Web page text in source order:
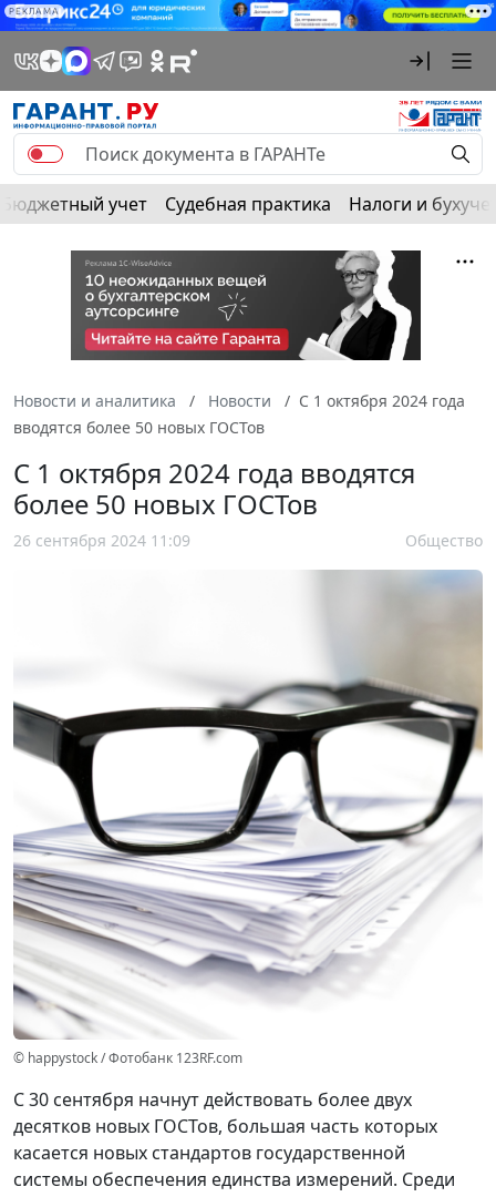
РЕКЛАМА
Бюджетный учет Судебная практика Налоги и
Новости и аналитика Новости
С 1 октября 2024 года
вводятся более 50 новых ГОСТов
С 1 октября 2024 года вводятся
более 50 новых ГОСТов
26 сентября 2024 11:09 Общество
© happystock / Фотобанк 123RF.com
С 30 сентября начнут действовать более двух
десятков новых ГОСТов, большая часть которых
касается новых стандартов государственной
системы обеспечения единства измерений. Среди